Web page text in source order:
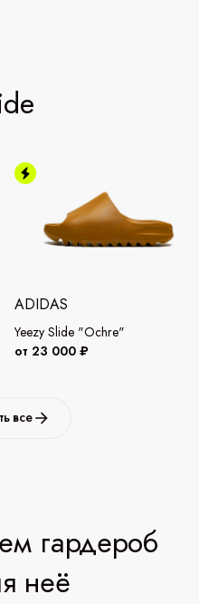
ADIDAS
Yeezy Slide "Ochre"
от 23 000 ₽
все
гардероб
неё